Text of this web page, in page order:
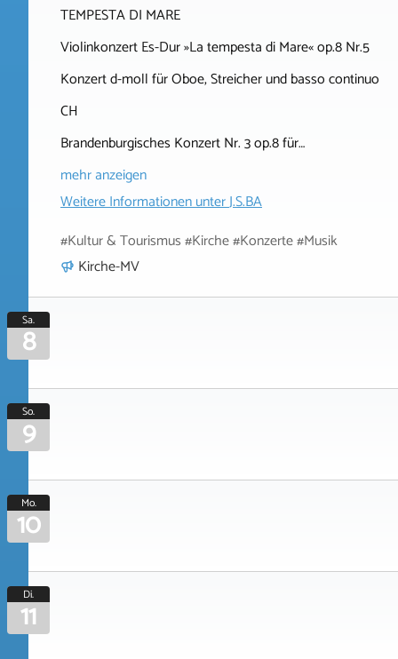
TEMPESTA DI MARE
Violinkonzert Es-Dur »La tempesta di Mare« op.8 Nr.5
Konzert d-moll für Oboe, Streicher und basso continuo
CH
Brandenburgisches Konzert Nr. 3 op.8 für…
mehr anzeigen
Weitere Informationen unterJ.S.BA
#Kultur & Tourismus #Kirche #Konzerte #Musik
Kirche-MV
Sa.
8
So.
9
Mo.
10
Di.
11